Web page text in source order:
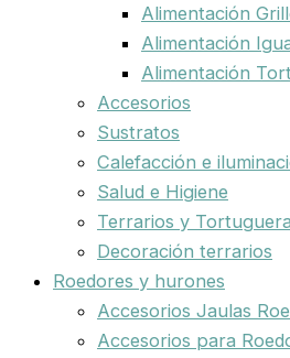
Alimentación
Alimentación
Alimentación
Accesorios
Sustratos
Calefacción e
Salud e Higiene
Terrarios y
Decoración terrarios
Roedores y hurones
Accesorios Jaulas
Accesorios para